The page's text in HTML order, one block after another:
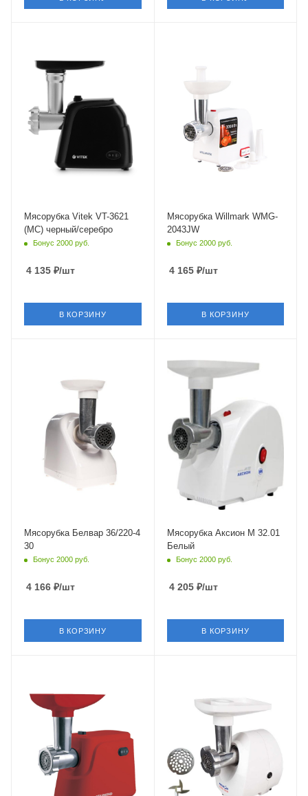
Мясорубка Vitek VT-3621
(MC) черный/серебро
Бонус 2000 руб.
4 135 ₽/шт
В КОРЗИНУ
Мясорубка Willmark WMG-
2043JW
Бонус 2000 руб.
4 165₽/шт
В КОРЗИНУ
Мясорубка Белвар 36/220-4
30
Бонус 2000 руб.
4 166 ₽/шт
В КОРЗИНУ
Мясорубка Аксион М 32.01
Белый
Бонус 2000 руб.
4 205₽/шт
В КОРЗИНУ